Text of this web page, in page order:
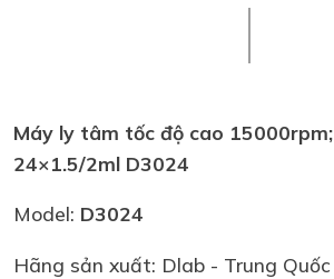
Máy ly tâm tốc độ cao 15000rpm;
24×1.5/2ml D3024
Model: D3024
Hãng sản xuất: Dlab - Trung Quốc